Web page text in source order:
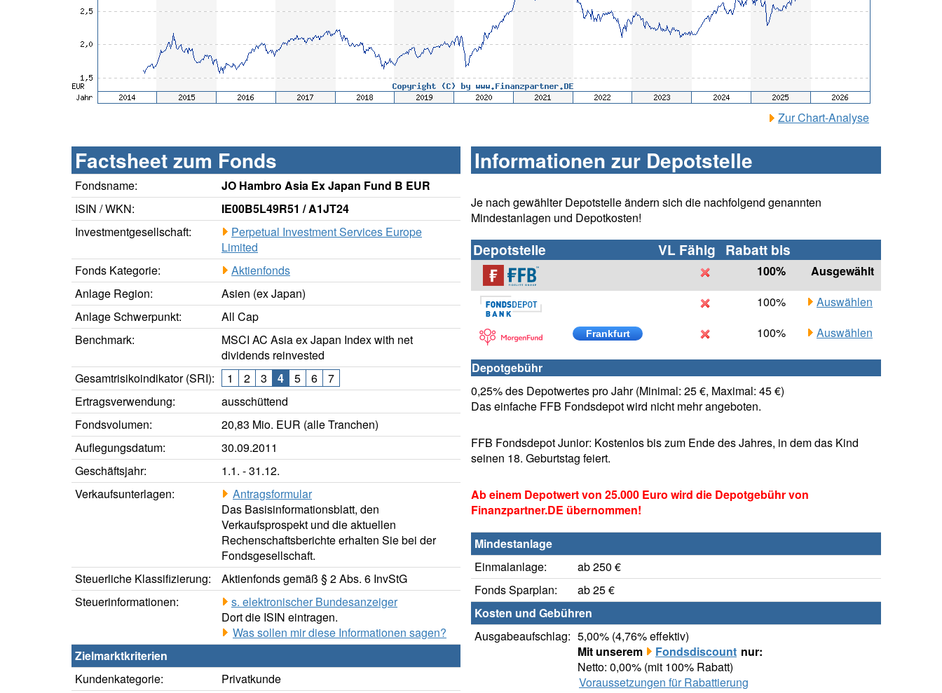
Zur Chart-Analyse
Factsheet zum Fonds
Fondsname:
JO Hambro Asia Ex Japan Fund B EUR
ISIN / WKN:
IE00B5L49R51 / A1JT24
Investmentgesellschaft:
Perpetual Investment Services Europe
Limited
Fonds Kategorie:
Aktienfonds
Anlage Region:
Asien (ex Japan)
Anlage Schwerpunkt:
All Cap
Benchmark:
MSCI AC Asia ex Japan Index with net
dividends reinvested
Gesamtrisikoindikator (SRI):
1 2 3 4 5 6
7
Ertragsverwendung:
ausschüttend
Fondsvolumen:
20,83 Mio. EUR (alle Tranchen)
Auflegungsdatum:
30.09.2011
Geschäftsjahr:
1.1. - 31.12.
Verkaufsunterlagen:
Antragsformular
Das Basisinformationsblatt, den
Verkaufsprospekt und die aktuellen
Rechenschaftsberichte erhalten Sie bei der
Fondsgesellschaft.
Steuerliche Klassifizierung:
Aktienfonds gemäß § 2 Abs. 6 InvStG
Steuerinformationen:
s. elektronischer Bundesanzeiger
Dort die ISIN eintragen.
Was sollen mir diese Informationen sagen?
Zielmarktkriterien
Kundenkategorie:
Privatkunde
Informationen zur Depotstelle
Je nach gewählter Depotstelle ändern sich die nachfolgend genannten
Mindestanlagen und Depotkosten!
Depotstelle VL Fähig Rabatt bis
100%
Ausgewählt
100%
Auswählen
Frankfurt 100% Auswählen
Depotgebühr
0,25% des Depotwertes pro Jahr (Minimal: 25 €, Maximal: 45 €)
Das einfache FFB Fondsdepot wird nicht mehr angeboten.
FFB Fondsdepot Junior: Kostenlos bis zum Ende des Jahres, in dem das Kind
seinen 18. Geburtstag feiert.
Ab einem Depotwert von 25.000 Euro wird die Depotgebühr von
Finanzpartner.DE übernommen!
Mindestanlage
Einmalanlage:
ab 250 €
Fonds Sparplan:
ab 25 €
Kosten und Gebühren
Ausgabeaufschlag: 5,00% (4,76% effektiv)
Mit unserem
Fondsdiscount nur:
Netto: 0,00% (mit 100% Rabatt)
Voraussetzungen für Rabattierung